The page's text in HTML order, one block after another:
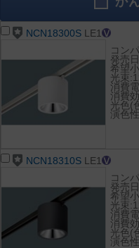
NCN18300S LE1
コン
発売
希望
光束
消費
消費
光色(
演色
NCN18310S LE1
コン
発売
希望
光束
消費
消費
光色(
演色